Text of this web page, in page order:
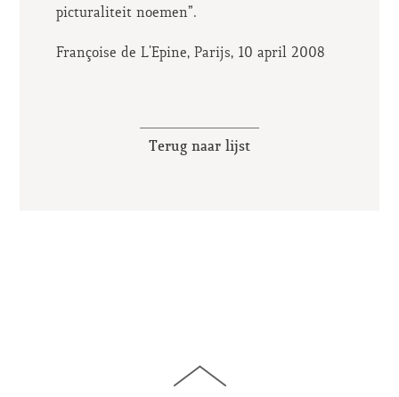
picturaliteit noemen”.
Françoise de L'Epine, Parijs, 10 april 2008
Terug naar lijst